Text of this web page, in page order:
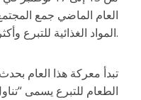
المواد الغذائية للتبرع وأكثر من 3000 دولار.
تبدأ معركة هذا العام
الطعام للتبرع يسمى